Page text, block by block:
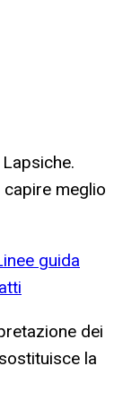
meglio
guida
dei
la